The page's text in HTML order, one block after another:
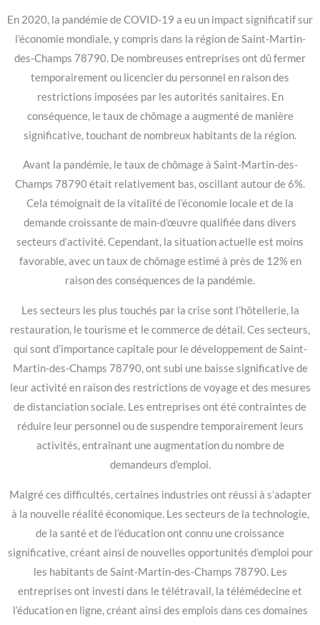
En 2020, la pandémie de COVID-19 a eu un impact significatif sur
l’économie mondiale, y compris dans la région de Saint-Martin-
des-Champs 78790. De nombreuses entreprises ont dû fermer
temporairement ou licencier du personnel en raison des
restrictions imposées par les autorités sanitaires. En
conséquence, le taux de chômage a augmenté de manière
significative, touchant de nombreux habitants de la région.
Avant la pandémie, le taux de chômage à Saint-Martin-des-
Champs 78790 était relativement bas, oscillant autour de 6%.
Cela témoignait de la vitalité de l’économie locale et de la
demande croissante de main-d’œuvre qualifiée dans divers
secteurs d’activité. Cependant, la situation actuelle est moins
favorable, avec un taux de chômage estimé à près de 12% en
raison des conséquences de la pandémie.
Les secteurs les plus touchés par la crise sont l’hôtellerie, la
restauration, le tourisme et le commerce de détail. Ces secteurs,
qui sont d’importance capitale pour le développement de Saint-
Martin-des-Champs 78790, ont subi une baisse significative de
leur activité en raison des restrictions de voyage et des mesures
de distanciation sociale. Les entreprises ont été contraintes de
réduire leur personnel ou de suspendre temporairement leurs
activités, entraînant une augmentation du nombre de
demandeurs d’emploi.
Malgré ces difficultés, certaines industries ont réussi à s’adapter
à la nouvelle réalité économique. Les secteurs de la technologie,
de la santé et de l’éducation ont connu une croissance
significative, créant ainsi de nouvelles opportunités d’emploi pour
les habitants de Saint-Martin-des-Champs 78790. Les
entreprises ont investi dans le télétravail, la télémédecine et
l’éducation en ligne, créant ainsi des emplois dans ces domaines